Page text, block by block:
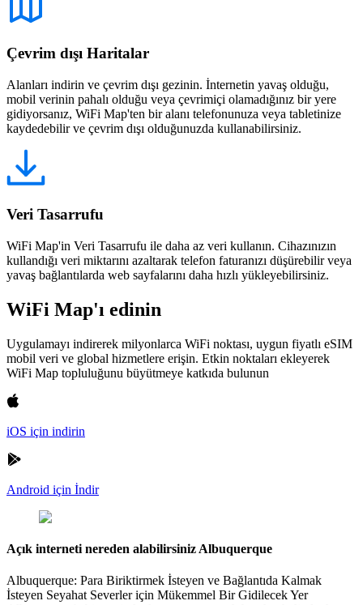
Çevrim dışı Haritalar
Alanları indirin ve çevrim dışı gezinin. İnternetin yavaş olduğu,
mobil verinin pahalı olduğu veya çevrimiçi olamadığınız bir yere
gidiyorsanız, WiFi Map'ten bir alanı telefonunuza veya tabletinize
kaydedebilir ve çevrim dışı olduğunuzda kullanabilirsiniz.
Veri Tasarrufu
WiFi Map'in Veri Tasarrufu ile daha az veri kullanın. Cihazınızın
kullandığı veri miktarını azaltarak telefon faturanızı düşürebilir veya
yavaş bağlantılarda web sayfalarını daha hızlı yükleyebilirsiniz.
WiFi Map'ı edinin
Uygulamayı indirerek milyonlarca WiFi noktası, uygun fiyatlı eSIM
mobil veri ve global hizmetlere erişin. Etkin noktaları ekleyerek
WiFi Map topluluğunu büyütmeye katkıda bulunun
iOS için indirin
Android için İndir
Açık interneti nereden alabilirsiniz Albuquerque
Albuquerque: Para Biriktirmek İsteyen ve Bağlantıda Kalmak
İsteyen Seyahat Severler için Mükemmel Bir Gidilecek Yer